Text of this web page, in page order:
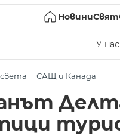
НовиниСвят
У нас
САЩ и Канада